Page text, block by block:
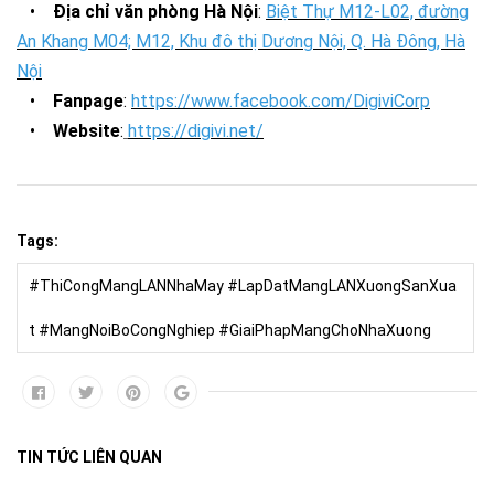
• Địa chỉ văn phòng Hà Nội: Biệt Thự M12-L02, đường
An Khang M04; M12, Khu đô thị Dương Nội, Q. Hà Đông, Hà
Nội
•
Fanpage: https://www.facebook.com/DigiviCorp
• Website: https://digivi.net/
Tags:
#ThiCongMangLANNhaMay #LapDatMangLANXuongSanXua
t #MangNoiBoCongNghiep #GiaiPhapMangChoNhaXuong
TIN TỨC LIÊN QUAN